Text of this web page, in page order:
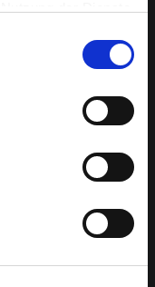
erhältlich!